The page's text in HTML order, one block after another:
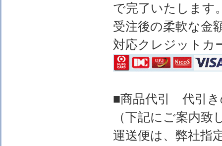
で完了いたします
受注後の柔軟な金
対応クレジットカ
■商品代引 代引き
（下記にご案内
運送便は、弊社指